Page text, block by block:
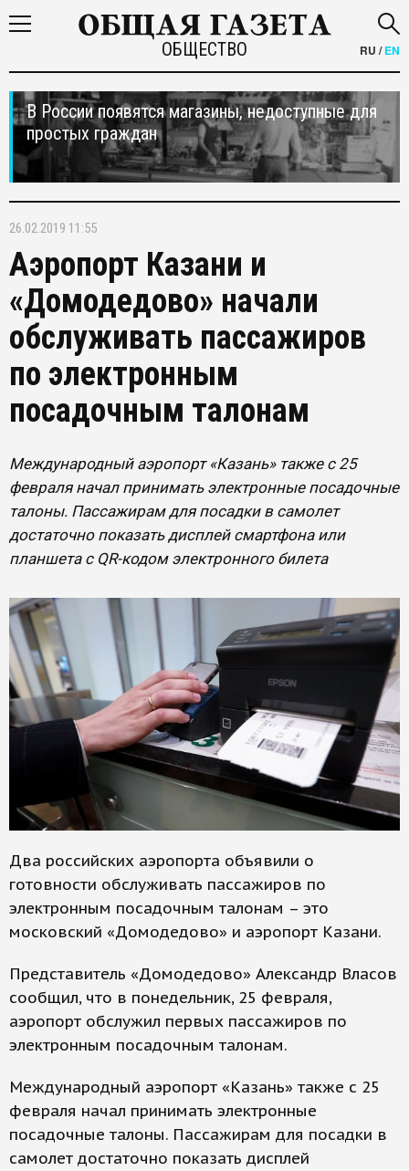
ОБЩЕСТВО RU /EN
В России появятся магазины, недоступные для
простых граждан
26.02.2019 11:55
Аэропорт Казани и
«Домодедово» начали
обслуживать пассажиров
по электронным
посадочным талонам
Международный аэропорт «Казань» также с 25
февраля начал принимать электронные посадочные
талоны. Пассажирам для посадки в самолет
достаточно показать дисплей смартфона или
планшета с QR-кодом электронного билета
Два российских аэропорта объявили о
готовности обслуживать пассажиров по
электронным посадочным талонам – это
московский «Домодедово» и аэропорт Казани.
Представитель «Домодедово» Александр Власов
сообщил, что в понедельник, 25 февраля,
аэропорт обслужил первых пассажиров по
электронным посадочным талонам.
Международный аэропорт «Казань» также с 25
февраля начал принимать электронные
посадочные талоны. Пассажирам для посадки в
самолет достаточно показать дисплей